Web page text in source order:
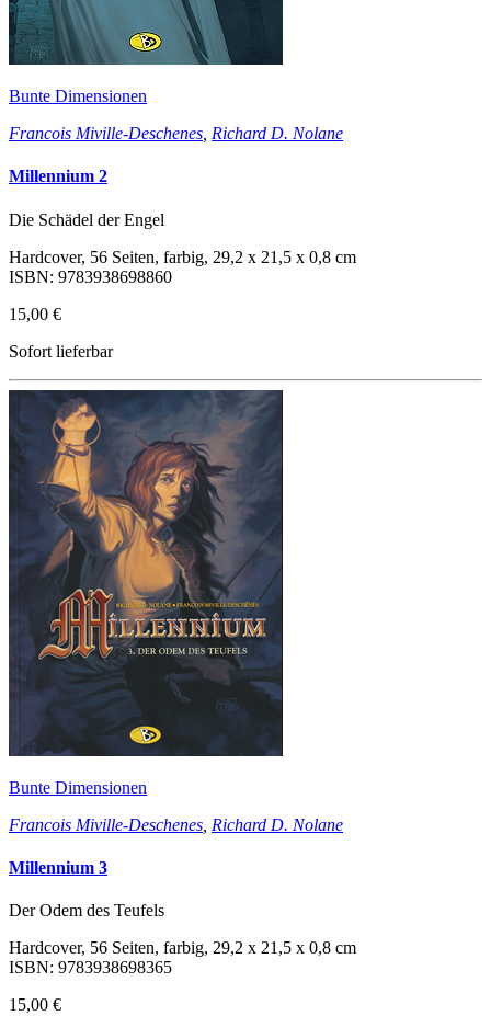
Bunte Dimensionen
Francois Miville-Deschenes Richard D. Nolane
Millennium 2
Die Schädel der Engel
Hardcover, 56 Seiten, farbig, 29,2 x 21,5 x 0,8 cm
ISBN: 9783938698860
15,00 €
Sofort lieferbar
Bunte Dimensionen
Francois Miville-Deschenes Richard D. Nolane
Millennium 3
Der Odem des Teufels
Hardcover, 56 Seiten, farbig, 29,2 x 21,5 x 0,8 cm
ISBN: 9783938698365
15,00 €